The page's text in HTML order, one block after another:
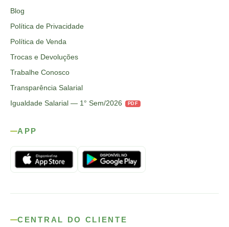
Blog
Política de Privacidade
Política de Venda
Trocas e Devoluções
Trabalhe Conosco
Transparência Salarial
Igualdade Salarial — 1° Sem/2026
PDF
APP
CENTRAL DO CLIENTE